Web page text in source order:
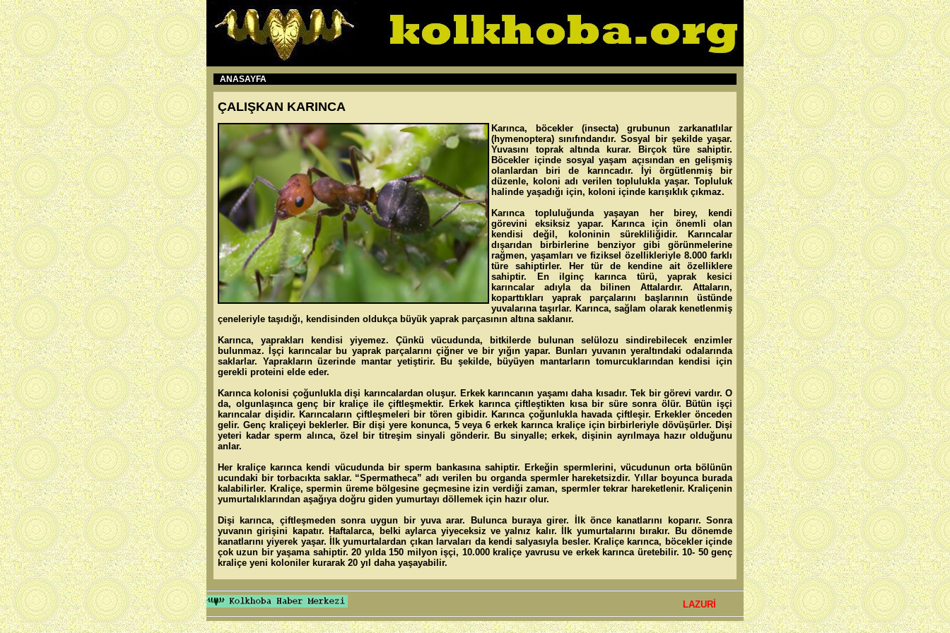
ANASAYFA
ÇALIŞKAN KARINCA
Karınca, böcekler (insecta) grubunun zarkanatlılar
(hymenoptera) sınıfındandır. Sosyal bir şekilde yaşar.
Yuvasını toprak altında kurar. Birçok türe sahiptir.
Böcekler içinde sosyal yaşam açısından en gelişmiş
olanlardan biri de karıncadır. İyi örgütlenmiş bir
düzenle, koloni adı verilen toplulukla yaşar. Topluluk
halinde yaşadığı için, koloni içinde karışıklık çıkmaz.
Karınca topluluğunda yaşayan her birey, kendi
görevini eksiksiz yapar. Karınca için önemli olan
kendisi değil, koloninin sürekliliğidir. Karıncalar
dışarıdan birbirlerine benziyor gibi görünmelerine
rağmen, yaşamları ve fiziksel özellikleriyle 8.000 farklı
türe sahiptirler. Her tür de kendine ait özelliklere
sahiptir. En ilginç karınca türü, yaprak kesici
karıncalar adıyla da bilinen Attalardır. Attaların,
koparttıkları yaprak parçalarını başlarının üstünde
yuvalarına taşırlar. Karınca, sağlam olarak kenetlenmiş
çeneleriyle taşıdığı, kendisinden oldukça büyük yaprak parçasının altına saklanır.
Karınca, yaprakları kendisi yiyemez. Çünkü vücudunda, bitkilerde bulunan selülozu sindirebilecek enzimler
bulunmaz. İşçi karıncalar bu yaprak parçalarını çiğner ve bir yığın yapar. Bunları yuvanın yeraltındaki odalarında
saklarlar. Yaprakların üzerinde mantar yetiştirir. Bu şekilde, büyüyen mantarların tomurcuklarından kendisi için
gerekli proteini elde eder.
Karınca kolonisi çoğunlukla dişi karıncalardan oluşur. Erkek karıncanın yaşamı daha kısadır. Tek bir görevi vardır. O
da, olgunlaşınca genç bir kraliçe ile çiftleşmektir. Erkek karınca çiftleştikten kısa bir süre sonra ölür. Bütün işçi
karıncalar dişidir. Karıncaların çiftleşmeleri bir tören gibidir. Karınca çoğunlukla havada çiftleşir. Erkekler önceden
gelir. Genç kraliçeyi beklerler. Bir dişi yere konunca, 5 veya 6 erkek karınca kraliçe için birbirleriyle dövüşürler. Dişi
yeteri kadar sperm alınca, özel bir titreşim sinyali gönderir. Bu sinyalle; erkek, dişinin ayrılmaya hazır olduğunu
anlar.
Her kraliçe karınca kendi vücudunda bir sperm bankasına sahiptir. Erkeğin spermlerini, vücudunun orta bölünün
ucundaki bir torbacıkta saklar. “Spermatheca” adı verilen bu organda spermler hareketsizdir. Yıllar boyunca burada
kalabilirler. Kraliçe, spermin üreme bölgesine geçmesine izin verdiği zaman, spermler tekrar hareketlenir. Kraliçenin
yumurtalıklarından aşağıya doğru giden yumurtayı döllemek için hazır olur.
Dişi karınca, çiftleşmeden sonra uygun bir yuva arar. Bulunca buraya girer. İlk önce kanatlarını koparır. Sonra
yuvanın girişini kapatır. Haftalarca, belki aylarca yiyeceksiz ve yalnız kalır. İlk yumurtalarını bırakır. Bu dönemde
kanatlarını yiyerek yaşar. İlk yumurtalardan çıkan larvaları da kendi salyasıyla besler. Kraliçe karınca, böcekler içinde
çok uzun bir yaşama sahiptir. 20 yılda 150 milyon işçi, 10.000 kraliçe yavrusu ve erkek karınca üretebilir. 10- 50 genç
kraliçe yeni koloniler kurarak 20 yıl daha yaşayabilir.
LAZURİ